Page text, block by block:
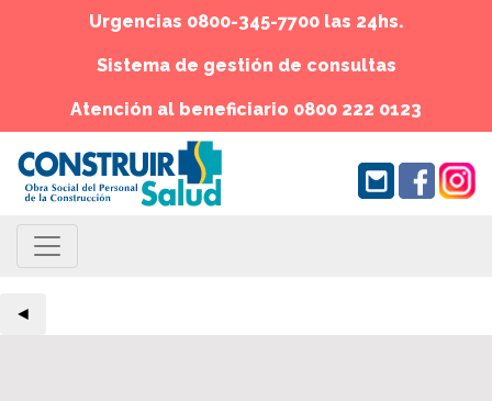
Urgencias 0800-345-7700 las 24hs.
Sistema de gestión de consultas
Atención al beneficiario 0800 222 0123
◄